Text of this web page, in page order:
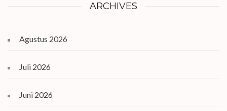
ARCHIVES
Agustus 2026
Juli 2026
Juni 2026